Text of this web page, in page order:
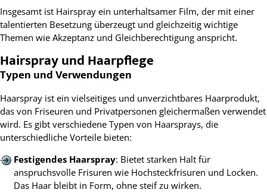
Insgesamt ist Hairspray ein unterhaltsamer Film, der mit einer
talentierten Besetzung überzeugt und gleichzeitig wichtige
Themen wie Akzeptanz und Gleichberechtigung anspricht.
Hairspray und Haarpflege
Typen und Verwendungen
Haarspray ist ein vielseitiges und unverzichtbares Haarprodukt,
das von Friseuren und Privatpersonen gleichermaßen verwendet
wird. Es gibt verschiedene Typen von Haarsprays, die
unterschiedliche Vorteile bieten:
Festigendes Haarspray: Bietet starken Halt für
anspruchsvolle Frisuren wie Hochsteckfrisuren und Locken.
Das Haar bleibt in Form, ohne steif zu wirken.